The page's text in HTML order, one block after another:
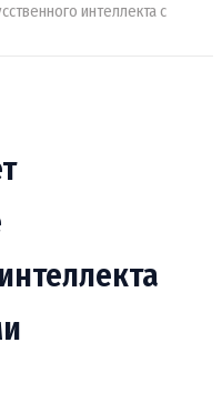
интеллекта с